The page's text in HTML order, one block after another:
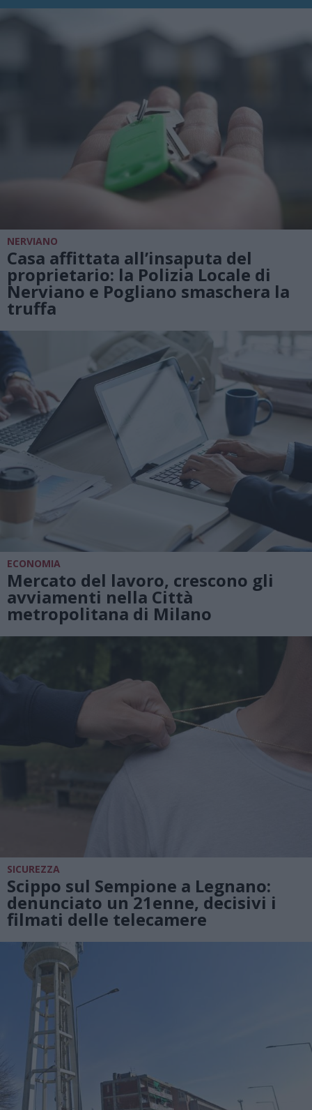
NERVIANO
Casa affittata all’insaputa del
proprietario: la Polizia Locale di
Nerviano e Pogliano smaschera la
truffa
ECONOMIA
Mercato del lavoro, crescono gli
avviamenti nella Città
metropolitana di Milano
SICUREZZA
Scippo sul Sempione a Legnano:
denunciato un 21enne, decisivi i
filmati delle telecamere